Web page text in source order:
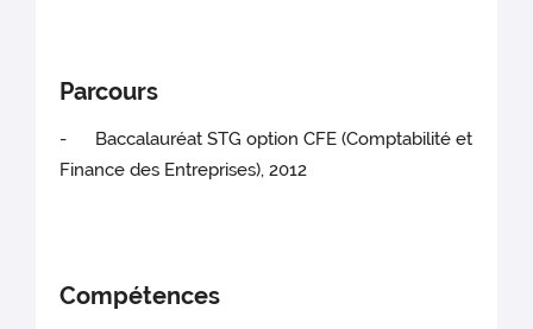
Parcours
- Baccalauréat STG option CFE (Comptabilité et
Finance des Entreprises), 2012
Compétences